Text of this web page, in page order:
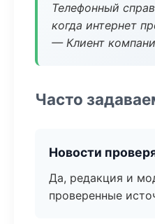
Телефонный
когда интернет
— Клиент
Часто
Новости
Да, редакция и
проверенные